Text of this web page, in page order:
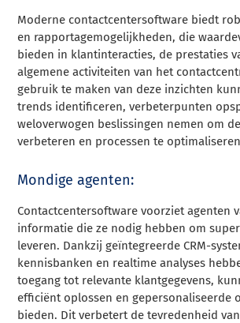
Moderne contactcentersoftware biedt
en rapportagemogelijkheden, die
bieden in klantinteracties, de prestaties
algemene activiteiten van het
gebruik te maken van deze inzichten
trends identificeren, verbeterpunten
weloverwogen beslissingen nemen om
verbeteren en processen te
Mondige agenten:
Contactcentersoftware voorziet agenten
informatie die ze nodig hebben om
leveren. Dankzij geïntegreerde CRM-
kennisbanken en realtime analyses
toegang tot relevante klantgegevens,
efficiënt oplossen en gepersonaliseerde
bieden. Dit verbetert de tevredenheid